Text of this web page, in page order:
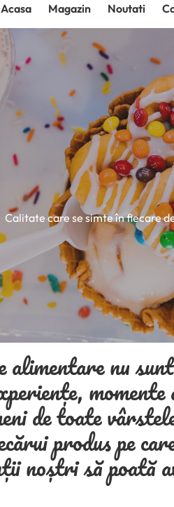
Acasa Magazin Noutati
Calitate care se simte în fiecare
alimentare nu
momente
de toate
produs pe
noștri să poată